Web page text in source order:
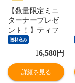
【数量限定ミニ
ターナープレゼ
ント！】ティフ
ァール 鍋 フライ
パン セット イン
ジニオ・ネオ ロ
イヤルブルー・
インテンス セッ
送料込み
16,580円
詳細を見る